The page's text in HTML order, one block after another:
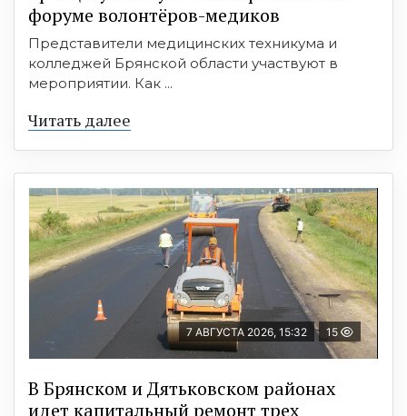
форуме волонтёров-медиков
Представители медицинских техникума и
колледжей Брянской области участвуют в
мероприятии. Как ...
Читать далее
7 АВГУСТА 2026, 15:32 15
В Брянском и Дятьковском районах
идет капитальный ремонт трех